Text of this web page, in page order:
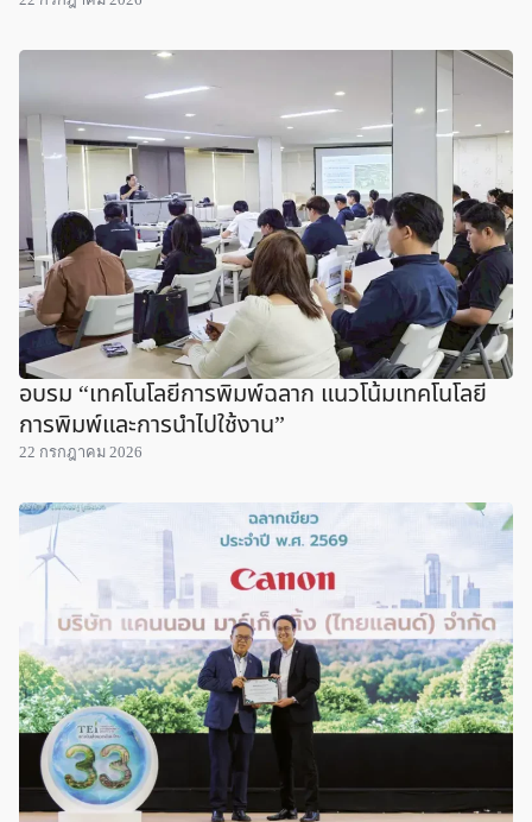
อบรม “เทคโนโลยีการพิมพ์ฉลาก แนวโน้มเทคโนโลยี
การพิมพ์และการนำไปใช้งาน”
22 กรกฎาคม 2026